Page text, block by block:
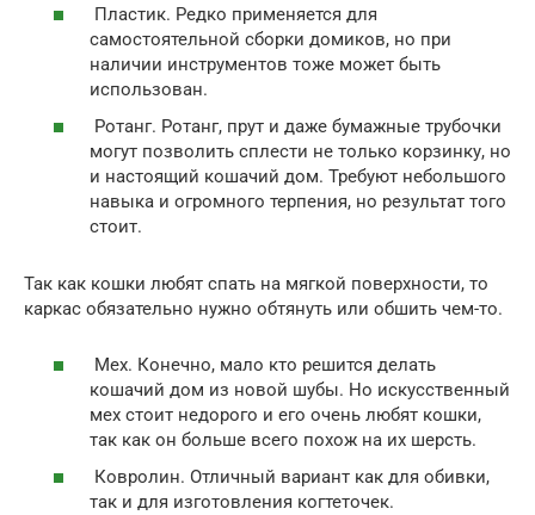
Пластик. Редко применяется для
самостоятельной сборки домиков, но при
наличии инструментов тоже может быть
использован.
Ротанг. Ротанг, прут и даже бумажные трубочки
могут позволить сплести не только корзинку, но
и настоящий кошачий дом. Требуют небольшого
навыка и огромного терпения, но результат того
стоит.
Так как кошки любят спать на мягкой поверхности, то
каркас обязательно нужно обтянуть или обшить чем-то.
Мех. Конечно, мало кто решится делать
кошачий дом из новой шубы. Но искусственный
мех стоит недорого и его очень любят кошки,
так как он больше всего похож на их шерсть.
Ковролин. Отличный вариант как для обивки,
так и для изготовления когтеточек.